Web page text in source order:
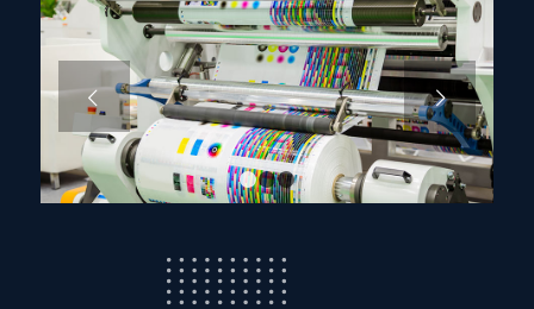
下一頁
1 2 3